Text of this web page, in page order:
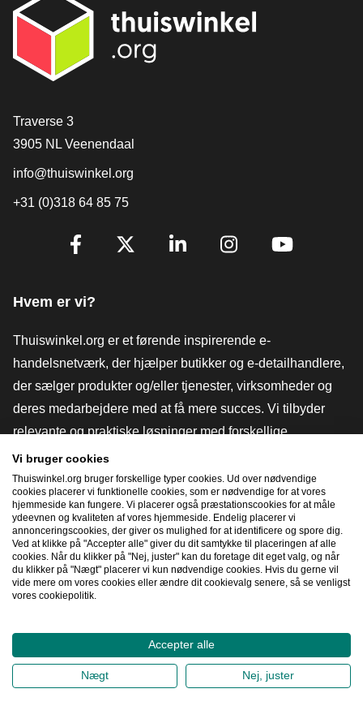
[_General:Contact]
Traverse 3
3905 NL Veenendaal
info@thuiswinkel.org
+31 (0)318 64 85 75
[_General:SocialMediaTitle]
Hvem er vi?
Thuiswinkel.org er et førende inspirerende e-
handelsnetværk, der hjælper butikker og e-detailhandlere,
der sælger produkter og/eller tjenester, virksomheder og
deres medarbejdere med at få mere succes. Vi tilbyder
relevante og praktiske løsninger med forskellige
tillidsmærker, Thuiswinkel-anmeldelser, juridiske værktøjer
og rådgivning, fortalervirksomhed, markedsundersøgelser
og har vores egen uddannelsesplatform, Thuiswinkel e-
Academy.
Naviger hurtigt
2026©Thuiswinkel.org
Fortrolighedserklæring Cookieerklæring
Vi bruger cookies
Thuiswinkel.org bruger forskellige typer cookies. Ud over nødvendige
cookies placerer vi funktionelle cookies, som er nødvendige for at vores
hjemmeside kan fungere. Vi placerer også præstationscookies for at måle
ydeevnen og kvaliteten af ​​vores hjemmeside. Endelig placerer vi
annonceringscookies, der giver os mulighed for at identificere og spore dig.
Ved at klikke på "Accepter alle" giver du dit samtykke til placeringen af ​​alle
cookies. Når du klikker på "Nej, juster" kan du foretage dit eget valg, og når
du klikker på "Nægt" placerer vi kun nødvendige cookies. Hvis du gerne vil
vide mere om vores cookies eller ændre dit cookievalg senere, så se venligst
vores cookiepolitik.
Accepter alle
Nægt Nej, juster